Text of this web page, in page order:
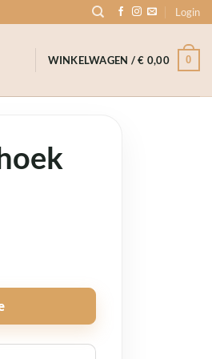
Login
WINKELWAGEN /€ 0,00 0